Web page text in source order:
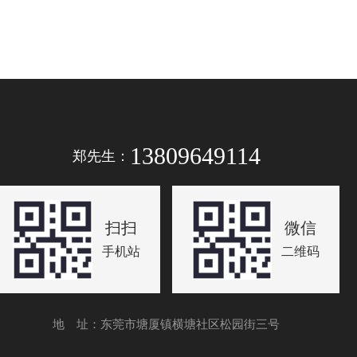
郑先生： 13809649114
扫扫
手机站
微信
二维码
地 址：东莞市塘厦镇横塘社区松园街三号